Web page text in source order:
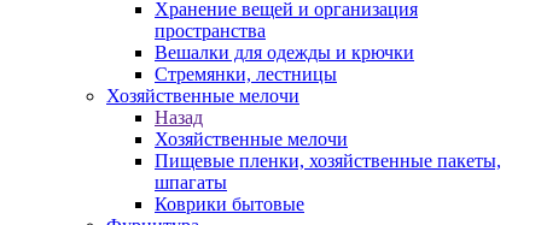
Хранение вещей и организация
пространства
Вешалки для одежды и крючки
Стремянки, лестницы
Хозяйственные мелочи
Назад
Хозяйственные мелочи
Пищевые пленки, хозяйственные пакеты,
шпагаты
Коврики бытовые